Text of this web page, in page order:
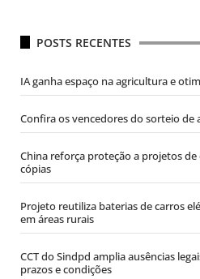
POSTS RECENTES
IA ganha espaço na agricultura e
Confira os vencedores do sorteio de
China reforça proteção a projetos
cópias
Projeto reutiliza baterias de carros
em áreas rurais
CCT do Sindpd amplia ausências
prazos e condições